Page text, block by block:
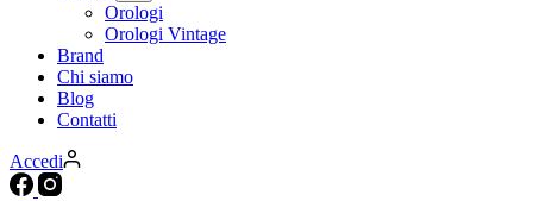
Orologi
Orologi Vintage
Brand
Chi siamo
Blog
Contatti
Accedi